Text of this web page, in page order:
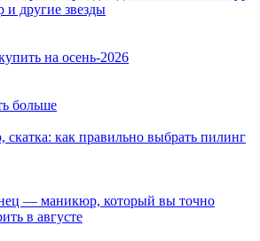
другие звезды
на осень-2026
больше
скатка: как правильно выбрать пилинг
— маникюр, который вы точно
в августе